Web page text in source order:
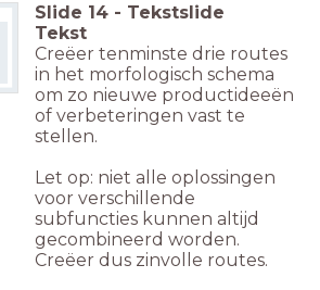
Slide 14 - Tekstslide
Tekst
Creëer tenminste drie routes
in het morfologisch schema
om zo nieuwe productideeën
of verbeteringen vast te
stellen.
Let op: niet alle oplossingen
voor verschillende
subfuncties kunnen altijd
gecombineerd worden.
Creëer dus zinvolle routes.